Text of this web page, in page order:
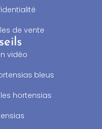
de vente
vidéo
bleus
hortensias